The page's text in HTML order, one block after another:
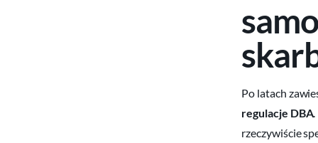
Po latach
regulacje DBA
rzeczywiście